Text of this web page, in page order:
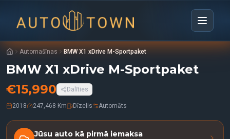
Automašīnas BMW X1 xDrive M-Sportpaket
BMW X1 xDrive M-Sportpaket
€15,990 Dalīties
2018 247,468 Km Dīzelis Automāts
Jūsu auto kā pirmā iemaksa